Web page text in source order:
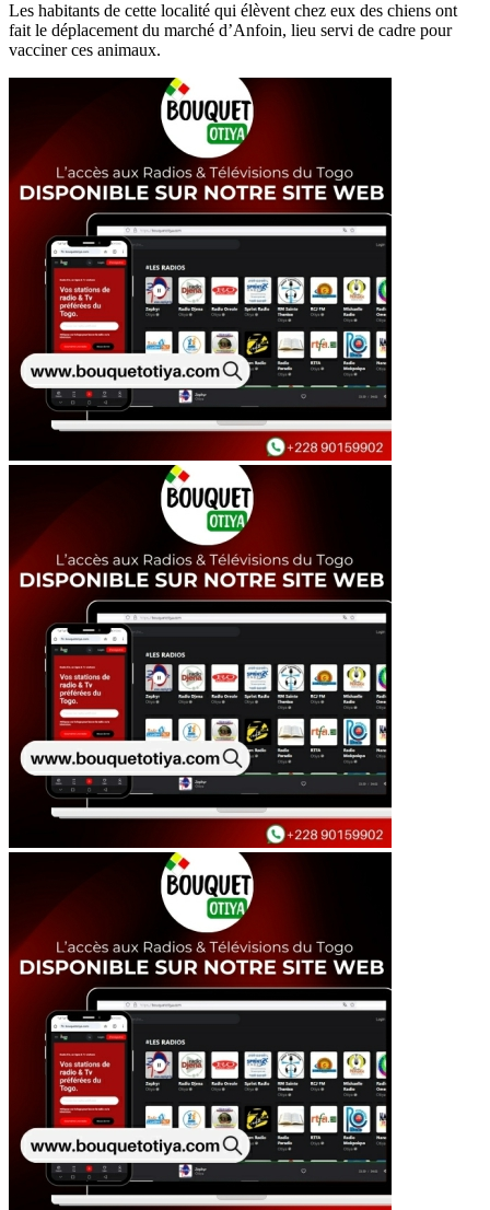
Les habitants de cette localité qui élèvent chez eux des chiens ont
fait le déplacement du marché d’Anfoin, lieu servi de cadre pour
vacciner ces animaux.